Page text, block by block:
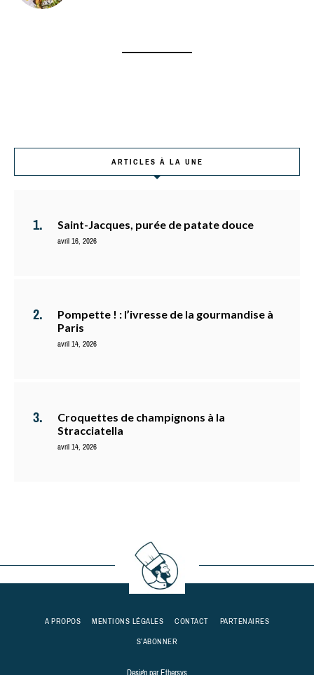
ARTICLES À LA UNE
Saint-Jacques, purée de patate douce
avril 16, 2026
Pompette ! : l’ivresse de la gourmandise à
Paris
avril 14, 2026
Croquettes de champignons à la
Stracciatella
avril 14, 2026
A PROPOS MENTIONS LÉGALES CONTACT
PARTENAIRES
S’ABONNER